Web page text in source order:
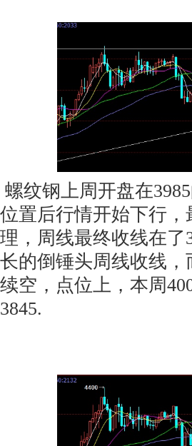
螺纹钢上周开盘在
位置后行情开始下行，
理，周线最终收线在了
长的倒锤头周线收线
续空，点位上，本周
3845.